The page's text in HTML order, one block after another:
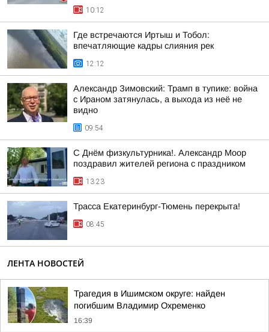
10:12
Где встречаются Иртыш и Тобол:
впечатляющие кадры слияния рек
12:12
Александр Зимовский: Трамп в тупике: война
с Ираном затянулась, а выхода из неё не
видно
09:54
С Днём физкультурника!. Александр Моор
поздравил жителей региона с праздником
13:23
Трасса Екатеринбург-Тюмень перекрыта!
08:45
ЛЕНТА НОВОСТЕЙ
Трагедия в Ишимском округе: найден
погибшим Владимир Охременко
16:39